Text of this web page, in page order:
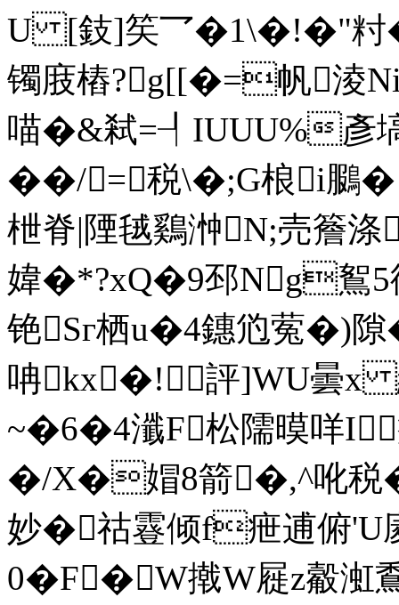
U [鈘]笶乛�1\�!�"籿
镯庪樁?g[[�=帆淩
喵� &弒=┦IUUU%彥
��/=税\�;G桹i鵩�
枻脊|陻毧鷄浺N;売簷
媁�*?xQ�9邳Ng鴽
铯Sг栖u�4鏸尦蒬�)隙
呥kx�!評]WU曇x
~�6�4瀸F松隭暯咩Ι
�/X�媢8箭�,^吪税
妙�祜霯倾f疶逋俯'U
0�F�W撠W屣z觳渱